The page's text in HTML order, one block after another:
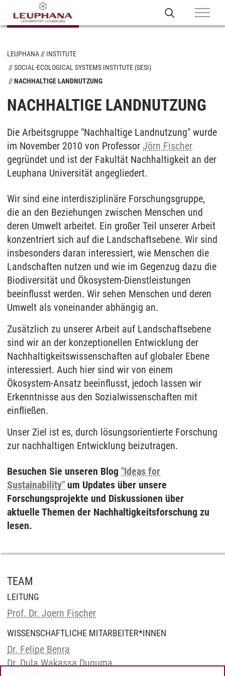
LEUPHANA
INSTITUTE
SOCIAL-ECOLOGICAL SYSTEMS INSTITUTE (SESI)
NACHHALTIGE LANDNUTZUNG
NACHHALTIGE LANDNUTZUNG
Die Arbeitsgruppe "Nachhaltige Landnutzung" wurde
im November 2010 von Professor Jörn Fischer
gegründet und ist der Fakultät Nachhaltigkeit an der
Leuphana Universität angegliedert.
Wir sind eine interdisziplinäre Forschungsgruppe,
die an den Beziehungen zwischen Menschen und
deren Umwelt arbeitet. Ein großer Teil unserer Arbeit
konzentriert sich auf die Landschaftsebene. Wir sind
insbesonders daran interessiert, wie Menschen die
Landschaften nutzen und wie im Gegenzug dazu die
Biodiversität und Ökosystem-Dienstleistungen
beeinflusst werden. Wir sehen Menschen und deren
Umwelt als voneinander abhängig an.
Zusätzlich zu unserer Arbeit auf Landschaftsebene
sind wir an der konzeptionellen Entwicklung der
Nachhaltigkeitswissenschaften auf globaler Ebene
interessiert. Auch hier sind wir von einem
Ökosystem-Ansatz beeinflusst, jedoch lassen wir
Erkenntnisse aus den Sozialwissenschaften mit
einfließen.
Unser Ziel ist es, durch lösungsorientierte Forschung
zur nachhaltigen Entwicklung beizutragen.
Besuchen Sie unseren Blog "Ideas for
Sustainability" um Updates über unsere
Forschungsprojekte und Diskussionen über
aktuelle Themen der Nachhaltigkeitsforschung zu
lesen.
TEAM
LEITUNG
Prof. Dr. Joern Fischer
WISSENSCHAFTLICHE MITARBEITER*INNEN
Dr. Felipe Benra
Dr. Dula Wakassa Duguma